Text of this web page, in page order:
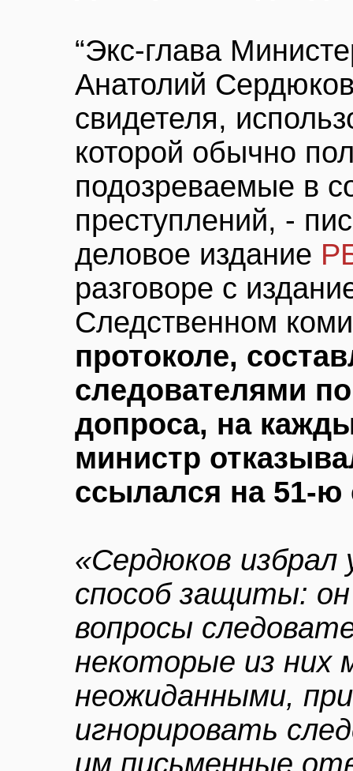
“Экс-глава
Анатолий
свидетеля,
которой обычно
подозреваемые в
преступлений, -
деловое издание
разговоре с
Следственном
протоколе,
следователями
допроса, на
министр
ссылался на 51-ю
«Сердюков избрал
способ защиты:
вопросы
некоторые из них
неожиданными,
игнорировать
им письменные